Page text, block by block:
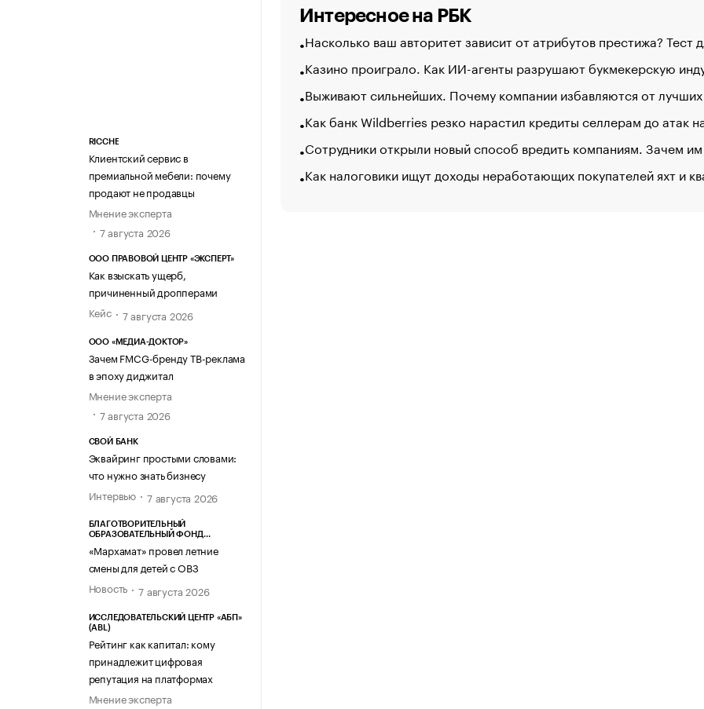
RICCHE
Клиентский сервис в
премиальной мебели: почему
продают не продавцы
Мнение эксперта
7 августа 2026
ООО ПРАВОВОЙ ЦЕНТР «ЭКСПЕРТ»
Как взыскать ущерб,
причиненный дропперами
Кейс
7 августа 2026
ООО «МЕДИА-ДОКТОР»
Зачем FMCG-бренду ТВ-реклама
в эпоху диджитал
Мнение эксперта
7 августа 2026
СВОЙ БАНК
Эквайринг простыми словами:
что нужно знать бизнесу
Интервью
7 августа 2026
БЛАГОТВОРИТЕЛЬНЫЙ
ОБРАЗОВАТЕЛЬНЫЙ ФОНД
«Мархамат» провел летние
смены для детей с ОВЗ
Новость
7 августа 2026
ИССЛЕДОВАТЕЛЬСКИЙ ЦЕНТР «АБП»
(ABL)
Рейтинг как капитал: кому
принадлежит цифровая
репутация на платформах
Мнение эксперта
Интересное на РБК
Насколько ваш авторитет зависит от атрибутов престижа? Тест
Казино проиграло. Как ИИ-агенты разрушают букмекерскую
Выживают сильнейших. Почему компании избавляются от лучших
Как банк Wildberries резко нарастил кредиты селлерам до атак
Сотрудники открыли новый способ вредить компаниям. Зачем
Как налоговики ищут доходы неработающих покупателей яхт и